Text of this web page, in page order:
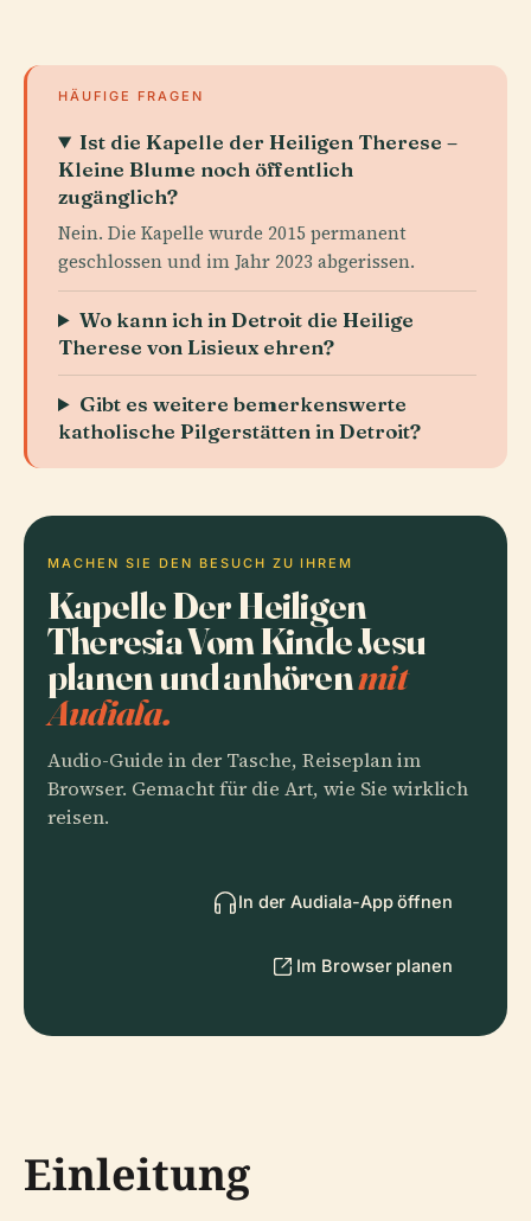
HÄUFIGE FRAGEN
Ist die Kapelle der Heiligen Therese –
Kleine Blume noch öffentlich
zugänglich?
Nein. Die Kapelle wurde 2015 permanent
geschlossen und im Jahr 2023 abgerissen.
Wo kann ich in Detroit die Heilige
Therese von Lisieux ehren?
Gibt es weitere bemerkenswerte
katholische Pilgerstätten in Detroit?
MACHEN SIE DEN BESUCH ZU IHREM
Kapelle Der Heiligen
Theresia Vom Kinde Jesu
planen und anhörenmit
Audiala.
Audio-Guide in der Tasche, Reiseplan im
Browser. Gemacht für die Art, wie Sie wirklich
reisen.
In der Audiala-App öffnen
Im Browser planen
Einleitung